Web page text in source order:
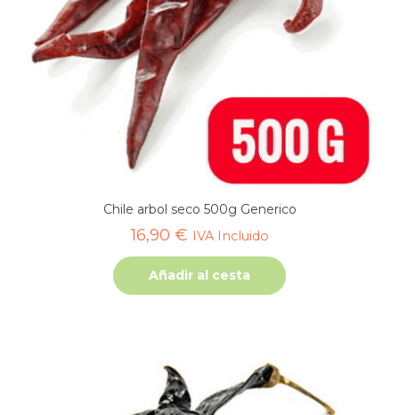
Chile arbol seco 500g Generico
16,90 € IVA Incluido
Añadir al cesta